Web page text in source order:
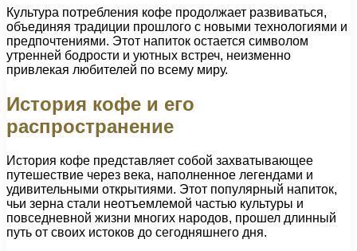
Культура потребления кофе продолжает развиваться,
объединяя традиции прошлого с новыми технологиями и
предпочтениями. Этот напиток остается символом
утренней бодрости и уютных встреч, неизменно
привлекая любителей по всему миру.
История кофе и его
распространение
История кофе представляет собой захватывающее
путешествие через века, наполненное легендами и
удивительными открытиями. Этот популярный напиток,
чьи зерна стали неотъемлемой частью культуры и
повседневной жизни многих народов, прошел длинный
путь от своих истоков до сегодняшнего дня.